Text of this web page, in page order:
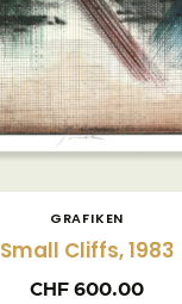
GRAFIKEN
Small Cliffs, 1983
CHF600.00